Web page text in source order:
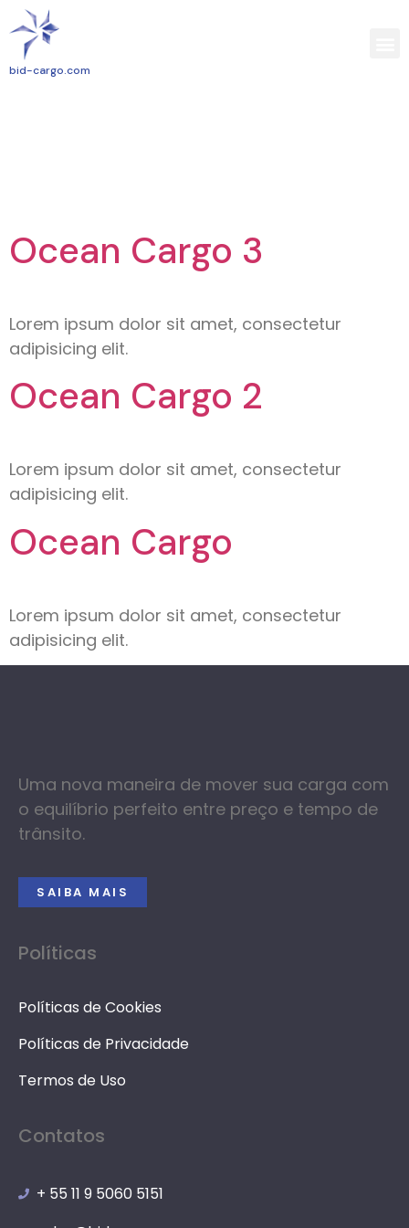
bid-cargo.com
Ocean Cargo 3
Lorem ipsum dolor sit amet, consectetur
adipisicing elit.
Ocean Cargo 2
Lorem ipsum dolor sit amet, consectetur
adipisicing elit.
Ocean Cargo
Lorem ipsum dolor sit amet, consectetur
adipisicing elit.
Uma nova maneira de mover sua carga com
o equilíbrio perfeito entre preço e tempo de
trânsito.
SAIBA MAIS
Políticas
Políticas de Cookies
Políticas de Privacidade
Termos de Uso
Contatos
+ 55 11 9 5060 5151